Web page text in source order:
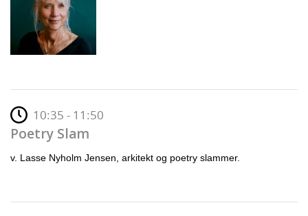
10:35 - 11:50
Poetry Slam
v. Lasse Nyholm Jensen, arkitekt og poetry slammer.